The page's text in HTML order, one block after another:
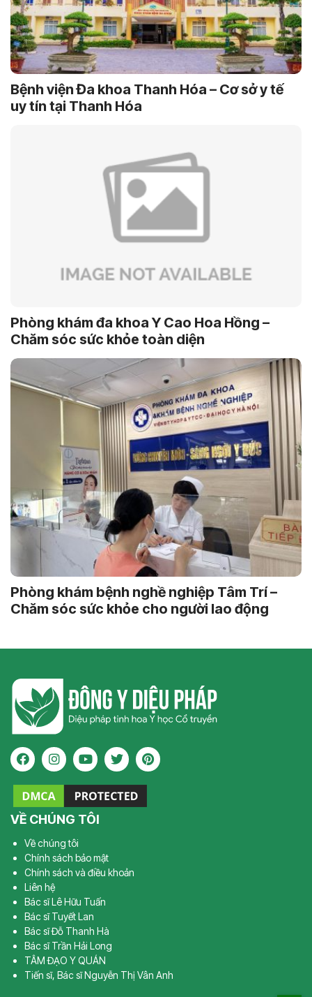
Bệnh viện Đa khoa Thanh Hóa – Cơ sở y tế
uy tín tại Thanh Hóa
Phòng khám đa khoa Y Cao Hoa Hồng –
Chăm sóc sức khỏe toàn diện
Phòng khám bệnh nghề nghiệp Tâm Trí –
Chăm sóc sức khỏe cho người lao động
VỀ CHÚNG TÔI
Về chúng tôi
Chính sách bảo mật
Chính sách và điều khoản
Liên hệ
Bác sĩ Lê Hữu Tuấn
Bác sĩ Tuyết Lan
Bác sĩ Đỗ Thanh Hà
Bác sĩ Trần Hải Long
TÂM ĐẠO Y QUÁN
Tiến sĩ, Bác sĩ Nguyễn Thị Vân Anh